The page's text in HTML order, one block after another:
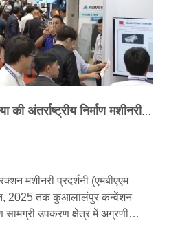
क्यूनफेंग मशीनरी मलेशिया की अंतर्राष्ट्रीय निर्माण मशीनरी प्रदर्शनी में चमकी, दक्षिण पूर्व एशिया में अपनी उपस्थिति का विस्तार किया
मशीनरी प्रदर्शनी (एमबीएएम
2025 तक कुआलालंपुर कन्वेंशन
सामग्री उपकरण क्षेत्र में अग्रणी